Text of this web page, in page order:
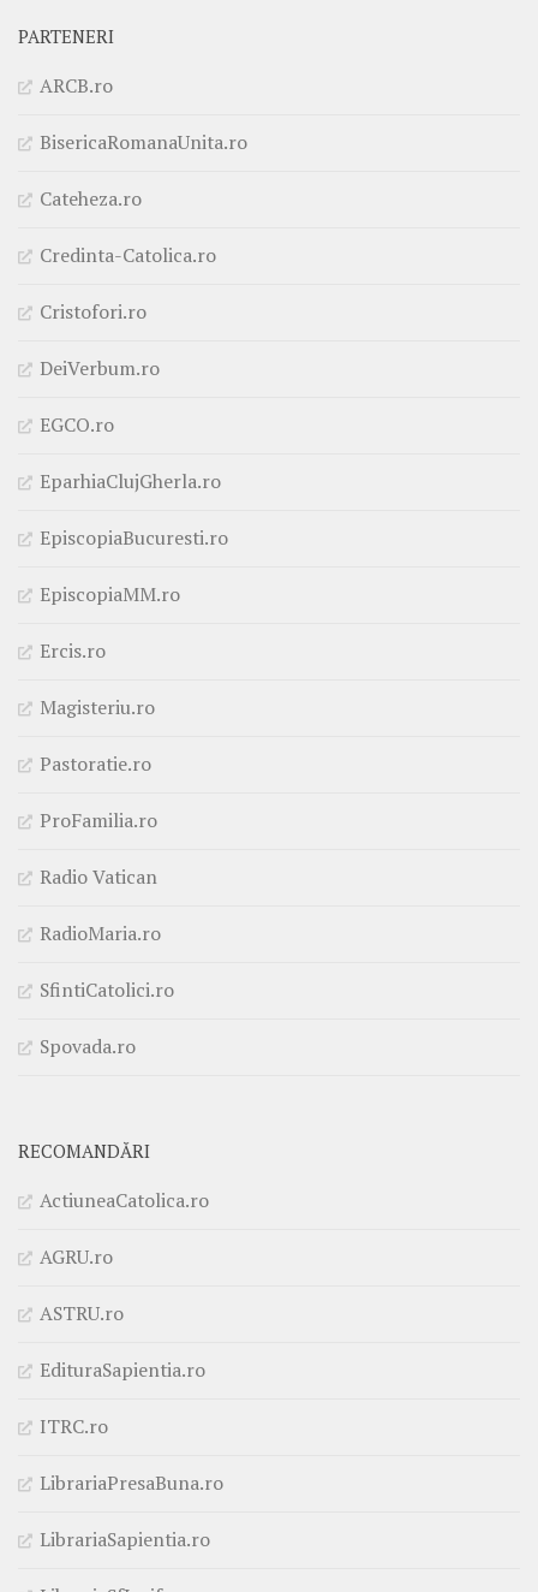
PARTENERI
ARCB.ro
BisericaRomanaUnita.ro
Cateheza.ro
Credinta-Catolica.ro
Cristofori.ro
DeiVerbum.ro
EGCO.ro
EparhiaClujGherla.ro
EpiscopiaBucuresti.ro
EpiscopiaMM.ro
Ercis.ro
Magisteriu.ro
Pastoratie.ro
ProFamilia.ro
Radio Vatican
RadioMaria.ro
SfintiCatolici.ro
Spovada.ro
RECOMANDĂRI
ActiuneaCatolica.ro
AGRU.ro
ASTRU.ro
EdituraSapientia.ro
ITRC.ro
LibrariaPresaBuna.ro
LibrariaSapientia.ro